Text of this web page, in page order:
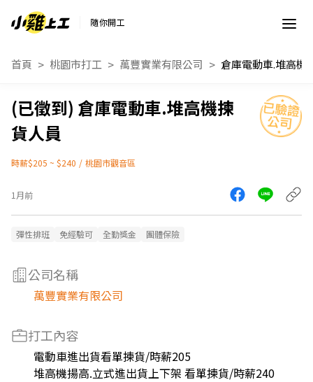
隨你開工
首頁 桃園市打工 萬豐實業有限公司
倉庫電動車.堆高機揀
貨人員
時薪$205 ~ $240 / 桃園市觀音區
1月前
彈性排班 免經驗可 全勤獎金 團體保險
公司名稱
萬豐實業有限公司
打工內容
電動車進出貨看單揀貨/時薪205
堆高機揚高.立式進出貨上下架 看單揀貨/時薪240